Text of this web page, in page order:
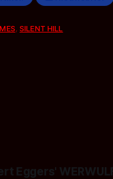
,SILENT HILL
Eggers'